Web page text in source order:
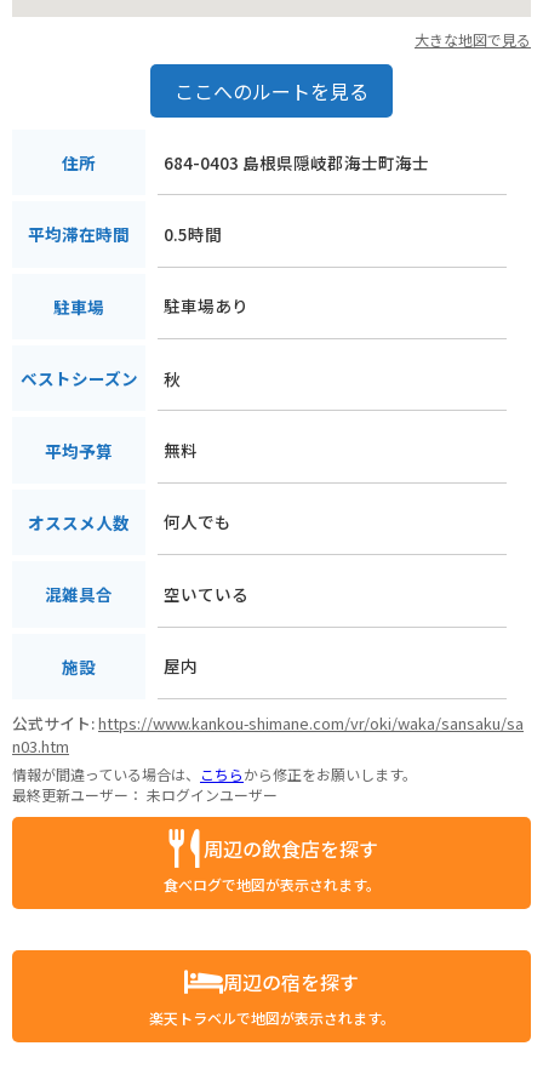
大きな地図で見る
ここへのルートを見る
住所 684-0403 島根県隠岐郡海士町海士
平均滞在時間 0.5時間
駐車場 駐車場あり
ベストシーズン 秋
平均予算 無料
オススメ人数 何人でも
混雑具合 空いている
施設 屋内
公式サイト:https://www.kankou-shimane.com/vr/oki/waka/sansaku/sa
n03.htm
情報が間違っている場合は、 こちらから修正をお願いします。
最終更新ユーザー： 未ログインユーザー
周辺の飲食店を探す
食べログで地図が表示されます。
周辺の宿を探す
楽天トラベルで地図が表示されます。